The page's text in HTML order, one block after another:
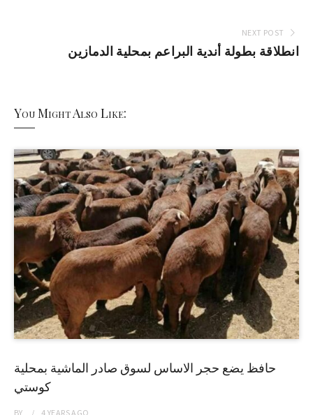
NEXT POST
انطلاقة بطولة أندية البراعم بمحلية الدمازين
You Might Also Like:
حافظ يضع حجر الاساس لسوق صادر الماشية بمحلية
كوستي
BY 4 YEARSAGO